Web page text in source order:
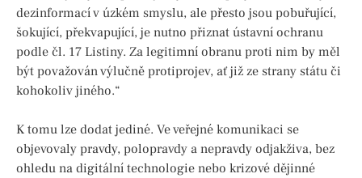
dezinformací v úzkém smyslu, ale přesto jsou pobuřující,
šokující, překvapující, je nutno přiznat ústavní ochranu
podle čl. 17 Listiny. Za legitimní obranu proti nim by měl
být považován výlučně protiprojev, ať již ze strany státu či
kohokoliv jiného.“
K tomu lze dodat jediné. Ve veřejné komunikaci se
objevovaly pravdy, polopravdy a nepravdy odjakživa, bez
ohledu na digitální technologie nebo krizové dějinné